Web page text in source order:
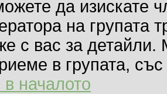
да изискате
на групата
с вас за
в групата,
началото